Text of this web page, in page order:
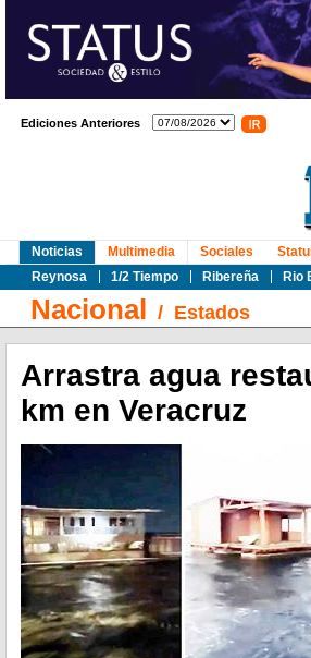
Ediciones Anteriores
Noticias
Reynosa
1/2 Tiempo Ribereña Rio
Multimedia Sociales
Nacional / Estados
Arrastra agua
km en Veracruz